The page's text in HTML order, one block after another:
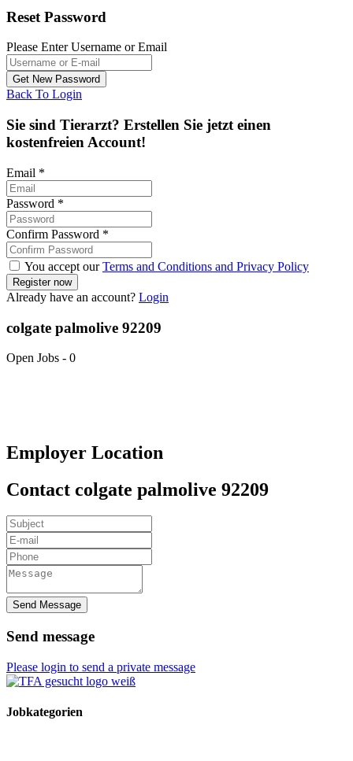
Reset Password
Please Enter Username or Email
Back To Login
Sie sind Tierarzt? Erstellen Sie jetzt einen
kostenfreien Account!
Email *
Password *
Confirm Password *
You accept ourTerms and Conditions and Privacy Policy
Already have an account? Login
colgate palmolive 92209
Open Jobs - 0
Employer Location
Contact colgate palmolive 92209
Send Message
Send message
Please login to send a private message
Jobkategorien